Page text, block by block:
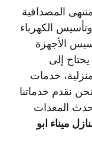
المصداقية
الكهرباء
الأجهزة
إلى
خدمات
نقدم خدماتنا
بأحدث المعدات
ميناء ابو